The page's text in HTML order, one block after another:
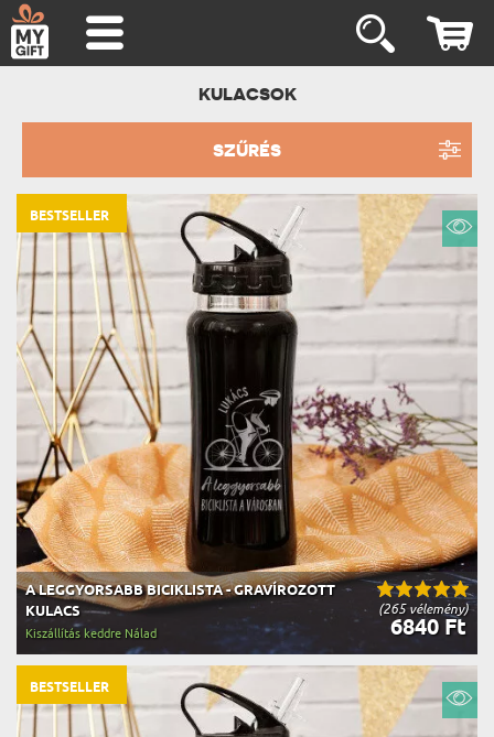
KULACSOK
SZŰRÉS
(265 vélemény)
A LEGGYORSABB BICIKLISTA - GRAVÍROZOTT
KULACS
6840 Ft
Kiszállítás keddre Nálad
BESTSELLER
BESTSELLER